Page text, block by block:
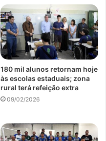
180 mil alunos retornam hoje
às escolas estaduais; zona
rural terá refeição extra
09/02/2026